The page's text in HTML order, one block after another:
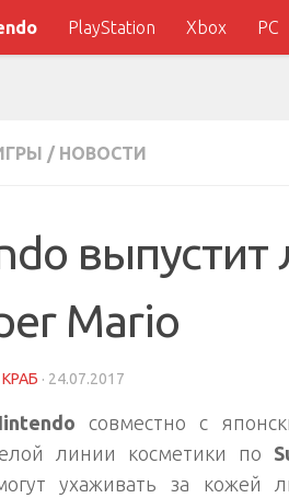
PlayStation Xbox PC
/ НОВОСТИ
Mario
· 24.07.2017
совместно с
линии косметики по
ухаживать за кожей